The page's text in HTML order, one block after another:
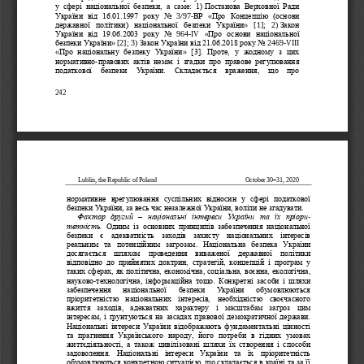
242
у  сфері  національної  безпеки,  а  саме:  1) Постанова  Верховної  Ради
України  від  16.01.1997  року
No 3/97-ВР «Про  Концепцію  (основи
державної  політики)  національної  безпеки  України» [1];   2) Закон
України  від  19.06.2003  року
No 964-IV «Про  основи  національної
безпеки України»[2]; 3) Закон України від 21.06.2018 року No 2469-VIII
«Про  національну  безпеку  України» [3].  Проте,  у  жодному  з  цих
нормативно-правових  актів  немає  і  згадки  про  правове  регулювання
податкової   безпеки   України.   Складається   враження,   що   про
Lublin, the Republic of Poland October 30–31 , 2020
нормативне  врегулювання  суспільних  відносин  у  сфері  податкової
безпеки України, за весь час незалежної України, воліли не згадувати.
Фактор  другий – національні  інтереси  України  та  їх  пріори-
тетність.
Одним  із  основних  принципів  забезпечення  національної
безпеки  є  адекватність  заходів  захисту  національних  інтересів
реальним  та  потенційним  загрозам.  Національна  безпека  України
досягається  шляхом  проведення  виваженої  державної  політики
відповідно  до  прийнятих  доктрин,  стратегій,  концепцій  і  програм  у
таких сферах, як політична, економічна, соціальна, воєнна, екологічна,
науково-технологічна,  інформаційна  тощо.  Конкретні  засоби  і  шляхи
забезпечення   національної   безпеки   України   обумовлюються
пріоритетністю  національних  інтересів,  необхідністю  своєчасного
вжиття  заходів,  адекватних  характеру  і  масштабам  загроз  цим
інтересам, і ґрунтуються на засадах правової демократичної держави.
Національні  інтереси  України  відображають  фундаментальні  цінності
та  прагнення  Українського  народу,  його  потреби  в  гідних  умовах
життєдіяльності,  а  також  цивілізовані  шляхи  їх  створення  і  способи
задоволення.  Національні  інтереси  України  та  їх  пріоритетність
обумовлюються конкретною ситуацією, що складається в країні та за її